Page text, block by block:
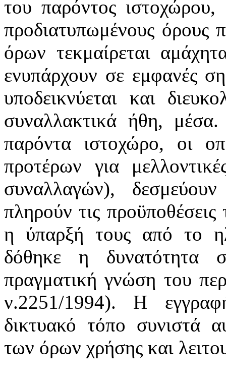
του παρόντος ιστοχώρου,
προδιατυπωμένους
όρων τεκμαίρεται
ενυπάρχουν σε εμφανές
υποδεικνύεται και
συναλλακτικά ήθη,
παρόντα ιστοχώρο, οι
προτέρων για
συναλλαγών),
πληρούν τις
η ύπαρξή τους από το
δόθηκε η δυνατότητα
πραγματική γνώση του
ν.2251/1994). Η
δικτυακό τόπο συνιστά
των όρων χρήσης και